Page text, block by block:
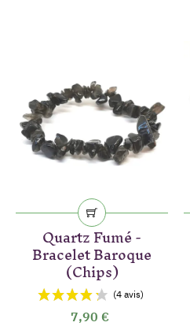
Quartz Fumé -
Bracelet Baroque
(Chips)
7,90 €